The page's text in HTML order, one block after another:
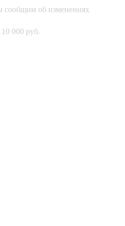
об изменениях
10 000 руб.